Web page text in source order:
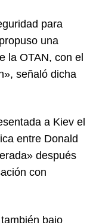
para
una
la OTAN, con el
señaló dicha
a Kiev el
entre Donald
después
con
bajo